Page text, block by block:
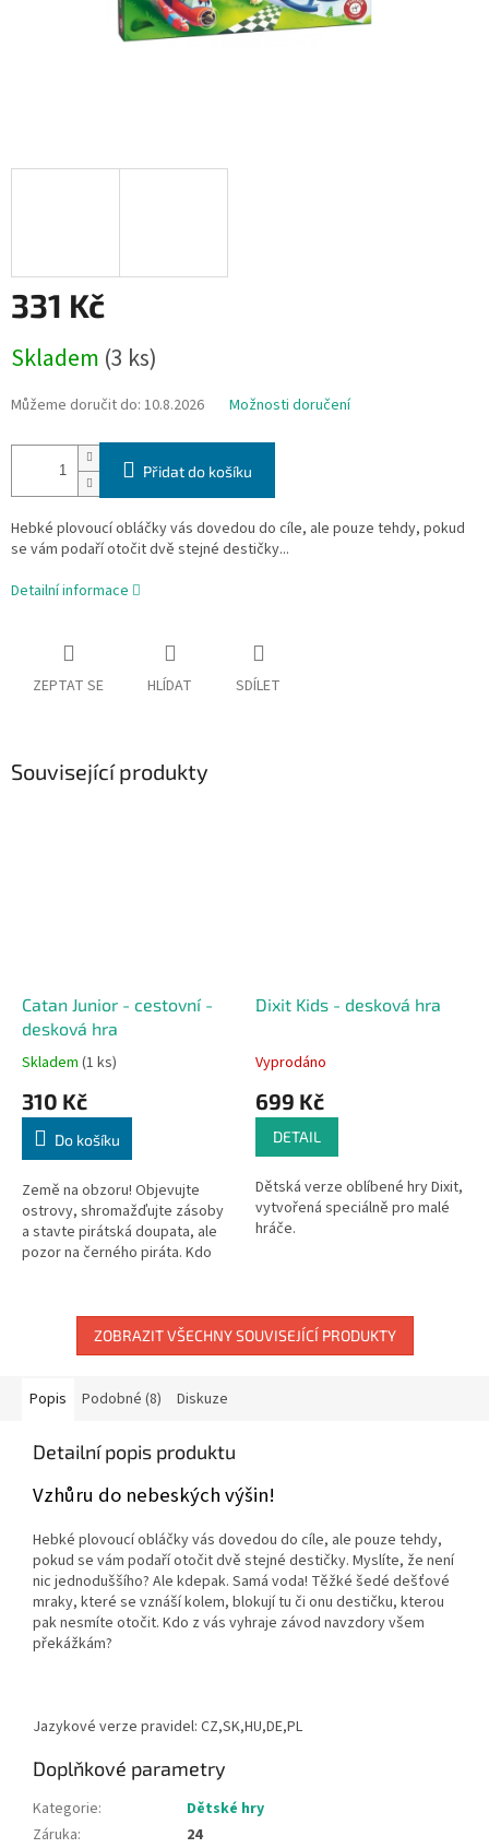
331 Kč
cena:
Skladem (3 ks)
Můžeme doručit do: 10.8.2026 Možnosti doručení
Přidat do košíku
Hebké plovoucí obláčky vás dovedou do cíle, ale pouze tehdy, pokud
se vám podaří otočit dvě stejné destičky...
Detailní informace
ZEPTAT SE HLÍDAT SDÍLET
Související produkty
Catan Junior - cestovní -
desková hra
Skladem (1 ks)
310 Kč
Do košíku
Země na obzoru! Objevujte
ostrovy, shromažďujte zásoby
a stavte pirátská doupata, ale
pozor na černého piráta. Kdo
Dixit Kids - desková hra
Vyprodáno
699 Kč
DETAIL
Dětská verze oblíbené hry Dixit,
vytvořená speciálně pro malé
hráče.
ZOBRAZIT VŠECHNY SOUVISEJÍCÍ PRODUKTY
Popis Podobné (8) Diskuze
Detailní popis produktu
Vzhůru do nebeských výšin!
Hebké plovoucí obláčky vás dovedou do cíle, ale pouze tehdy,
pokud se vám podaří otočit dvě stejné destičky. Myslíte, že není
nic jednoduššího? Ale kdepak. Samá voda! Těžké šedé dešťové
mraky, které se vznáší kolem, blokují tu či onu destičku, kterou
pak nesmíte otočit. Kdo z vás vyhraje závod navzdory všem
překážkám?
Jazykové verze pravidel: CZ,SK,HU,DE,PL
Doplňkové parametry
Kategorie:
Dětské hry
Záruka:
24